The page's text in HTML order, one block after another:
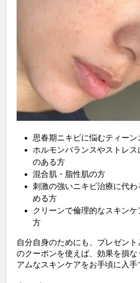
思春期ニキビに悩むティーン
ホルモンバランスやストレ
のある方
混合肌・脂性肌の方
刺激の強いニキビ治療に代
める方
クリーンで倫理的なスキン
方
自分自身のためにも、プレゼン
のクーポンを使えば、効果を損な
アムなスキンケアをお手頃に入手